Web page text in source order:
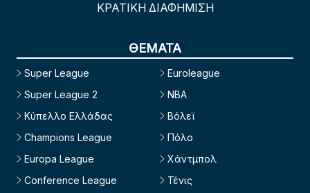
ΚΡΑΤΙΚΗ ΔΙΑΦΗΜΙΣΗ
ΘΕΜΑΤΑ
Super League
Super League 2
Κύπελλο Ελλάδας
Champions League
Europa League
Conference League
Euroleague
NBA
Βόλεϊ
Πόλο
Χάντμπολ
Τένις